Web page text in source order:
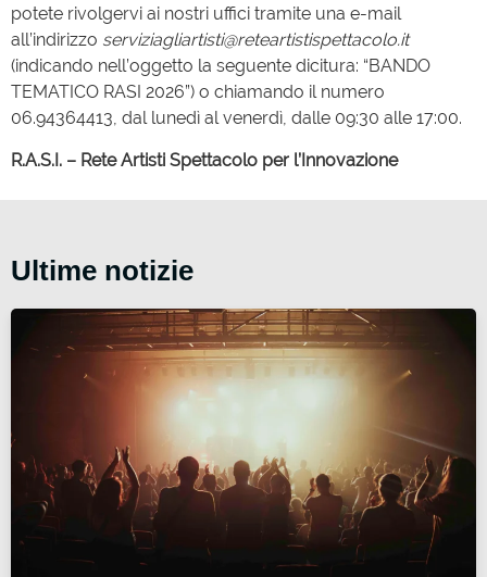
potete rivolgervi ai nostri uffici tramite una e-mail
all’indirizzo serviziagliartisti@reteartistispettacolo.it
(indicando nell’oggetto la seguente dicitura: “BANDO
TEMATICO RASI 2026”) o chiamando il numero
06.94364413, dal lunedì al venerdì, dalle 09:30 alle 17:00.
R.A.S.I. – Rete Artisti Spettacolo per l’Innovazione
Ultime notizie